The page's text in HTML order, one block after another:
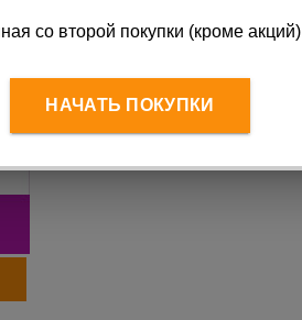
со второй покупки (кроме акций)
НАЧАТЬ ПОКУПКИ